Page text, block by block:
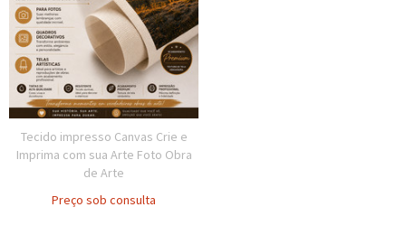
Tecido impresso Canvas Crie e
Imprima com sua Arte Foto Obra
de Arte
Preço sob consulta